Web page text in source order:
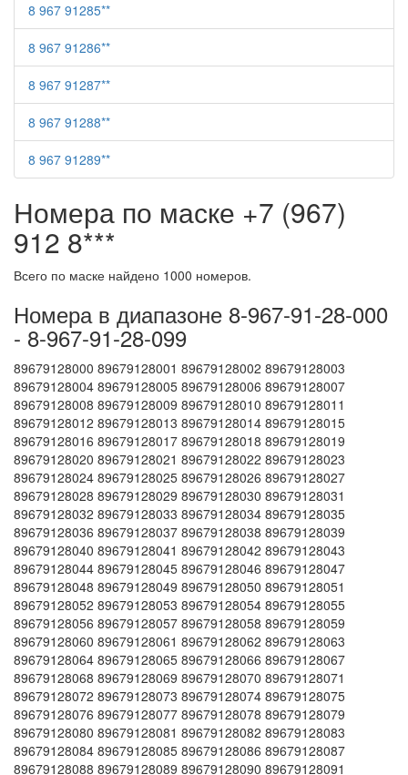
8 967 91285**
8 967 91286**
8 967 91287**
8 967 91288**
8 967 91289**
Номера по маске +7 (967)
912 8***
Всего по маске найдено 1000 номеров.
Номера в диапазоне 8-967-91-28-000
- 8-967-91-28-099
89679128000 89679128001 89679128002 89679128003
89679128004 89679128005 89679128006 89679128007
89679128008 89679128009 89679128010 89679128011
89679128012 89679128013 89679128014 89679128015
89679128016 89679128017 89679128018 89679128019
89679128020 89679128021 89679128022 89679128023
89679128024 89679128025 89679128026 89679128027
89679128028 89679128029 89679128030 89679128031
89679128032 89679128033 89679128034 89679128035
89679128036 89679128037 89679128038 89679128039
89679128040 89679128041 89679128042 89679128043
89679128044 89679128045 89679128046 89679128047
89679128048 89679128049 89679128050 89679128051
89679128052 89679128053 89679128054 89679128055
89679128056 89679128057 89679128058 89679128059
89679128060 89679128061 89679128062 89679128063
89679128064 89679128065 89679128066 89679128067
89679128068 89679128069 89679128070 89679128071
89679128072 89679128073 89679128074 89679128075
89679128076 89679128077 89679128078 89679128079
89679128080 89679128081 89679128082 89679128083
89679128084 89679128085 89679128086 89679128087
89679128088 89679128089 89679128090 89679128091